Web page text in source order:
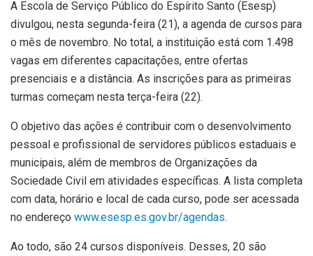
A Escola de Serviço Público do Espírito Santo (Esesp)
divulgou, nesta segunda-feira (21), a agenda de cursos para
o mês de novembro. No total, a instituição está com 1.498
vagas em diferentes capacitações, entre ofertas
presenciais e a distância. As inscrições para as primeiras
turmas começam nesta terça-feira (22).
O objetivo das ações é contribuir com o desenvolvimento
pessoal e profissional de servidores públicos estaduais e
municipais, além de membros de Organizações da
Sociedade Civil em atividades específicas. A lista completa
com data, horário e local de cada curso, pode ser acessada
no endereço www.esesp.es.gov.br/agendas.
Ao todo, são 24 cursos disponíveis. Desses, 20 são